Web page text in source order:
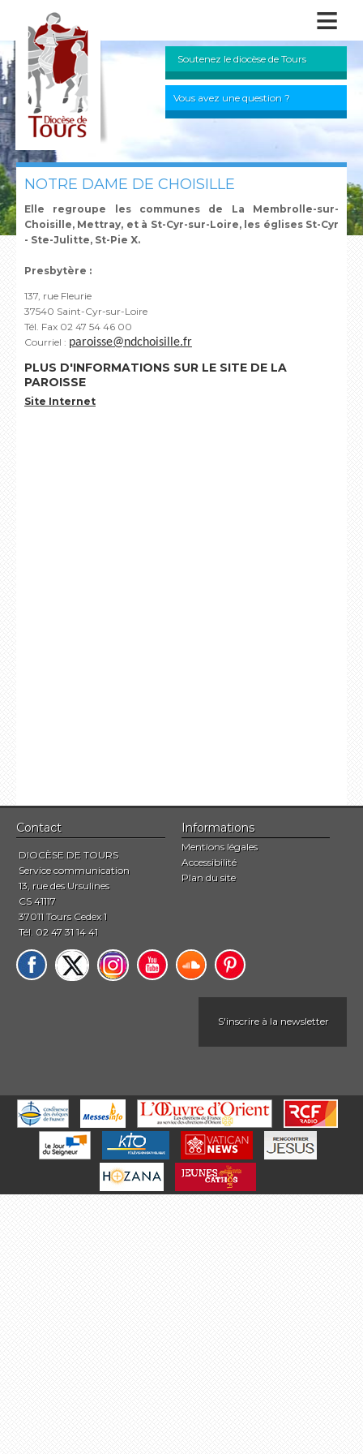
≡
Soutenez le diocèse de Tours
Vous avez une question ?
NOTRE DAME DE CHOISILLE
Elle regroupe les communes de La Membrolle-sur-
Choisille, Mettray, et à St-Cyr-sur-Loire, les églises St-Cyr
- Ste-Julitte, St-Pie X.
Presbytère :
137, rue Fleurie
37540 Saint-Cyr-sur-Loire
Tél. Fax 02 47 54 46 00
Courriel : paroisse@ndchoisille.fr
PLUS D'INFORMATIONS SUR LE SITE DE LA
PAROISSE
Site Internet
Contact
DIOCÈSE DE TOURS
Service communication
13, rue des Ursulines
CS 41117
37011 Tours Cedex 1
Tél. 02 47 31 14 41
Informations
Mentions légales
Accessibilité
Plan du site
S'inscrire à la newsletter